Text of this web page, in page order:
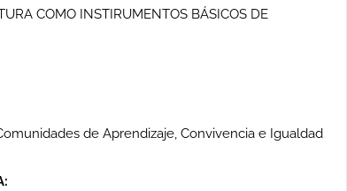
COMO INSTIRUMENTOS BÁSICOS DE
de Aprendizaje, Convivencia e Igualdad